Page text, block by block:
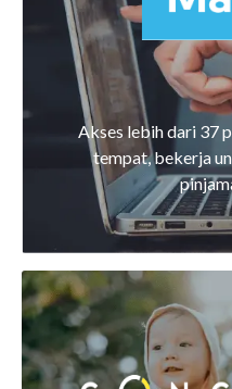
Akses lebih dari 37
tempat, bekerja